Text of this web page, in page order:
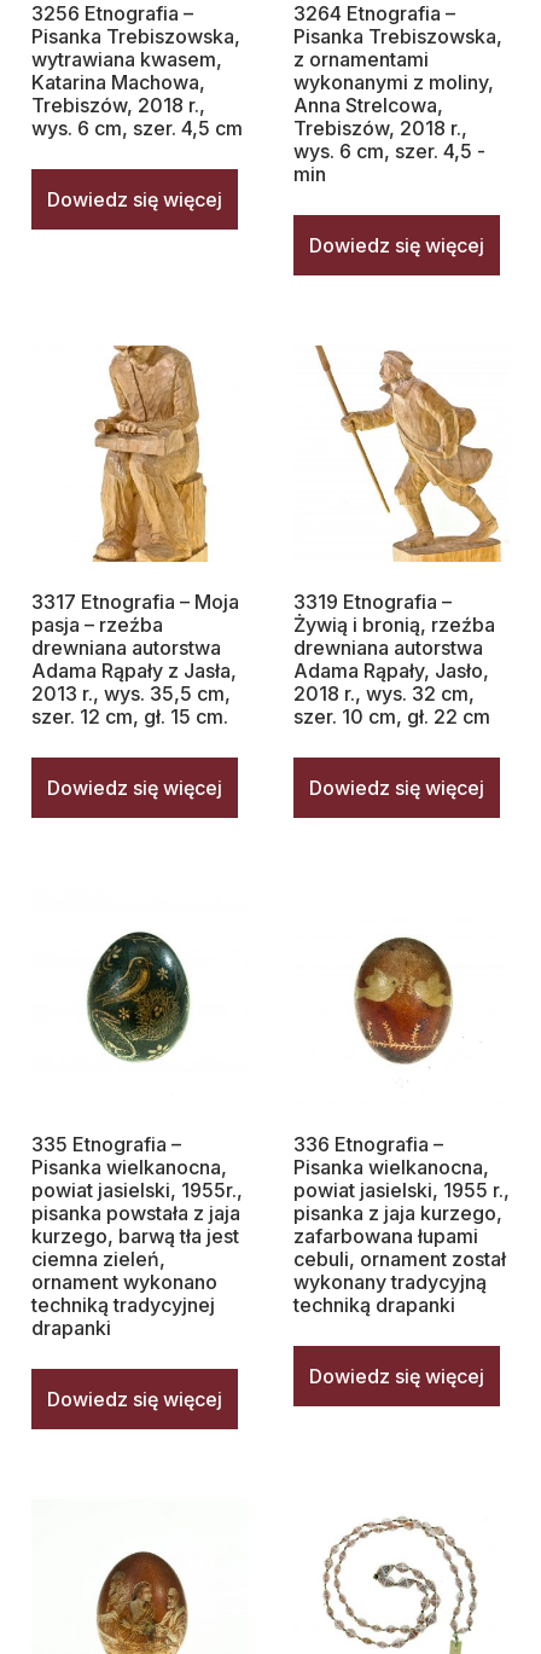
3256 Etnografia –
Pisanka Trebiszowska,
wytrawiana kwasem,
Katarina Machowa,
Trebiszów, 2018 r.,
wys. 6 cm, szer. 4,5 cm
Dowiedz się więcej
3264 Etnografia –
Pisanka Trebiszowska,
z ornamentami
wykonanymi z moliny,
Anna Strelcowa,
Trebiszów, 2018 r.,
wys. 6 cm, szer. 4,5 -
min
Dowiedz się więcej
3317 Etnografia – Moja
pasja – rzeźba
drewniana autorstwa
Adama Rąpały z Jasła,
2013 r., wys. 35,5 cm,
szer. 12 cm, gł. 15 cm.
Dowiedz się więcej
3319 Etnografia –
Żywią i bronią, rzeźba
drewniana autorstwa
Adama Rąpały, Jasło,
2018 r., wys. 32 cm,
szer. 10 cm, gł. 22 cm
Dowiedz się więcej
335 Etnografia –
Pisanka wielkanocna,
powiat jasielski, 1955r.,
pisanka powstała z jaja
kurzego, barwą tła jest
ciemna zieleń,
ornament wykonano
techniką tradycyjnej
drapanki
Dowiedz się więcej
336 Etnografia –
Pisanka wielkanocna,
powiat jasielski, 1955 r.,
pisanka z jaja kurzego,
zafarbowana łupami
cebuli, ornament został
wykonany tradycyjną
techniką drapanki
Dowiedz się więcej